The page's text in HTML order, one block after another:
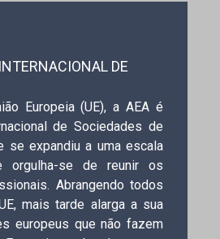
DE
Europeia (UE), a AEA é
de Sociedades de
se expandiu a uma escala
orgulha-se de reunir os
Abrangendo todos
mais tarde alarga a sua
europeus que não fazem